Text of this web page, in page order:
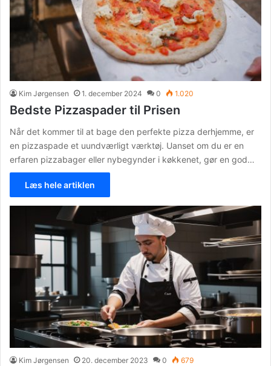
Kim Jørgensen 1. december 2024 0 1.020
Bedste Pizzaspader til Prisen
Når det kommer til at bage den perfekte pizza derhjemme, er
en pizzaspade et uundværligt værktøj. Uanset om du er en
erfaren pizzabager eller nybegynder i køkkenet, gør en god…
Læs hele artiklen
Kim Jørgensen 20. december 2023 0 679